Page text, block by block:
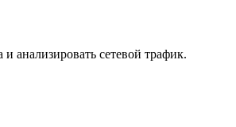
анализировать сетевой трафик.